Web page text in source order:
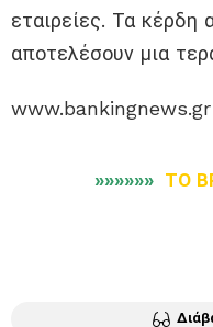
εταιρείες. Τα κέρδη
αποτελέσουν μια
www.bankingnews.gr
»»»»»» ΤΟ